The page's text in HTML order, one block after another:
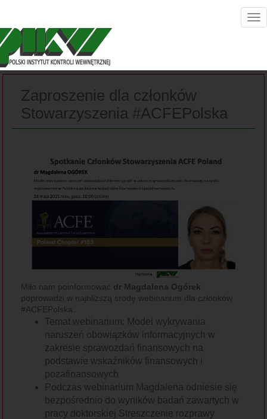
Zaproszenie dla członków
Stowarzyszenia #ACFEPolska
Miło nam poinformować dr Magdalena Ogórek
poprowadzi w najbliższą środę webinarium dla członków
#ACFEPolska.
Temat webinarium: Model wykrywania
naruszeń obowiązków informacyjnych w
zakresie sprawozdań finansowych na
podstawie wskaźników finansowych i
pozafinansowych
Podczas webinarium Magdalena odniesie się
bezpośrednio do wyników badań zawartych w
pracy doktorskiej Streszczenie rozprawy